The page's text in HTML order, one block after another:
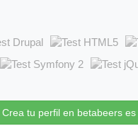
Crea tu perfil en betabeers